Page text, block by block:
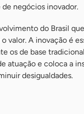
negócios inovador.
do Brasil
valor. A inovação é
os de base
atuação e coloca a
desigualdades.